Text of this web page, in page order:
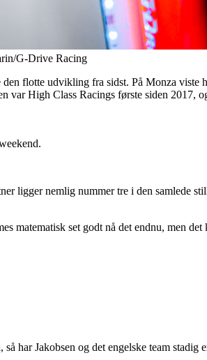
G-Drive Racing
flotte udvikling fra sidst. På Monza viste
High Class Racings første siden 2017,
ligger nemlig nummer tre i den samlede
set godt nå det endnu, men det
har Jakobsen og det engelske team stadig